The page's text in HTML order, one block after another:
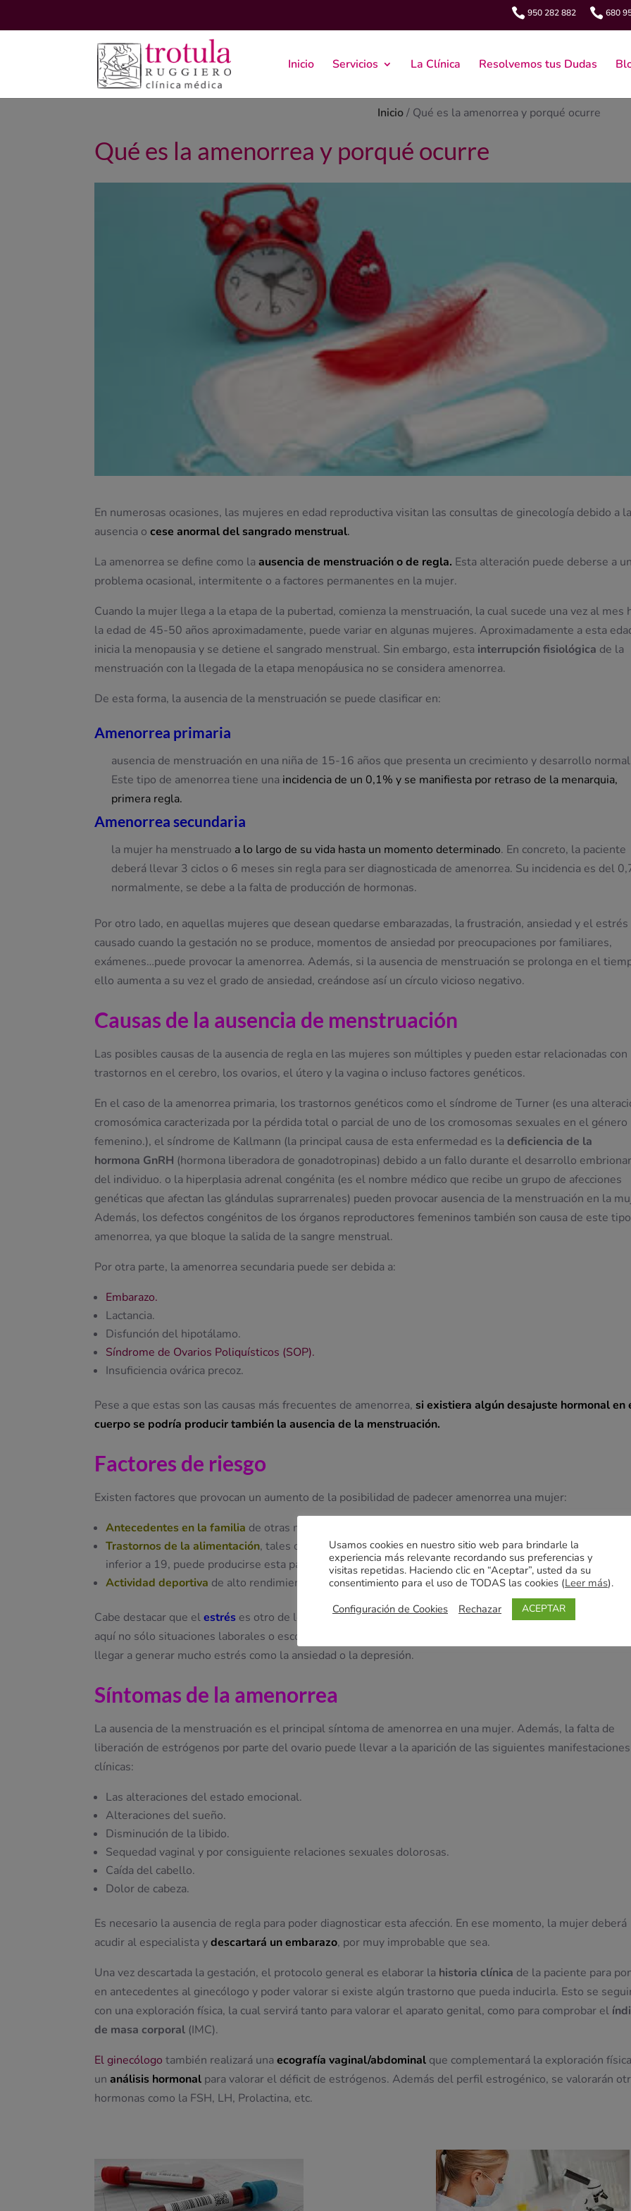
 950 282 882  680
Inicio Servicios La Clínica Resolvemos tus Dudas
Inicio/ Qué es la amenorrea y porqué ocurre
Qué es la amenorrea y porqué ocurre
En numerosas ocasiones, las mujeres en edad reproductiva visitan las consultas de ginecología debido a la
ausencia o cese anormal del sangrado menstrual.
La amenorrea se define como la ausencia de menstruación o de regla. Esta alteración puede deberse a un
problema ocasional, intermitente o a factores permanentes en la mujer.
Cuando la mujer llega a la etapa de la pubertad, comienza la menstruación, la cual sucede una vez al mes
la edad de 45-50 años aproximadamente, puede variar en algunas mujeres. Aproximadamente a esta
inicia la menopausia y se detiene el sangrado menstrual. Sin embargo, esta interrupción fisiológica de la
menstruación con la llegada de la etapa menopáusica no se considera amenorrea.
De esta forma, la ausencia de la menstruación se puede clasificar en:
Amenorrea primaria
ausencia de menstruación en una niña de 15-16 años que presenta un crecimiento y desarrollo
Este tipo de amenorrea tiene una incidencia de un 0,1% y se manifiesta por retraso de la menarquia,
primera regla.
Amenorrea secundaria
la mujer ha menstruado a lo largo de su vida hasta un momento determinado. En concreto, la paciente
deberá llevar 3 ciclos o 6 meses sin regla para ser diagnosticada de amenorrea. Su incidencia es del
normalmente, se debe a la falta de producción de hormonas.
Por otro lado, en aquellas mujeres que desean quedarse embarazadas, la frustración, ansiedad y el estrés
causado cuando la gestación no se produce, momentos de ansiedad por preocupaciones por familiares,
exámenes…puede provocar la amenorrea. Además, si la ausencia de menstruación se prolonga en el
ello aumenta a su vez el grado de ansiedad, creándose así un círculo vicioso negativo.
Causas de la ausencia de menstruación
Las posibles causas de la ausencia de regla en las mujeres son múltiples y pueden estar relacionadas con
trastornos en el cerebro, los ovarios, el útero y la vagina o incluso factores genéticos.
En el caso de la amenorrea primaria, los trastornos genéticos como el síndrome de Turner (es una
cromosómica caracterizada por la pérdida total o parcial de uno de los cromosomas sexuales en el género
femenino.), el síndrome de Kallmann (la principal causa de esta enfermedad es ladeficiencia de la
hormona GnRH (hormona liberadora de gonadotropinas) debido a un fallo durante el desarrollo
del individuo. o la hiperplasia adrenal congénita (es el nombre médico que recibe un grupo de afecciones
genéticas que afectan las glándulas suprarrenales) pueden provocar ausencia de la menstruación en la
Además, los defectos congénitos de los órganos reproductores femeninos también son causa de este
amenorrea, ya que bloque la salida de la sangre menstrual.
Por otra parte, la amenorrea secundaria puede ser debida a:
Embarazo.
Lactancia.
Disfunción del hipotálamo.
Síndrome de Ovarios Poliquísticos (SOP).
Insuficiencia ovárica precoz.
Pese a que estas son las causas más frecuentes de amenorrea,si existiera algún desajuste hormonal en
cuerpo se podría producir también la ausencia de la menstruación.
Factores de riesgo
Existen factores que provocan un aumento de la posibilidad de padecer amenorrea una mujer:
Antecedentes en la familia de otras mujeres que hayan padecido amenorrea.
Trastornos de la alimentación, tales como anorexia o bulimia. Si se llega a tener un Índice de Masa
inferior a 19, puede producirse esta patología.
Actividad deportiva de alto rendimiento.
Cabe destacar que elestrés es otro de los factores que provoca ausencia de la regla en la mujer,
aquí no sólo situaciones laborales o escolares, sino también las de alguna enfermedad psiquiátrica que
llegar a generar mucho estrés como la ansiedad o la depresión.
Síntomas de la amenorrea
La ausencia de la menstruación es el principal síntoma de amenorrea en una mujer. Además, la falta de
liberación de estrógenos por parte del ovario puede llevar a la aparición de las siguientes manifestaciones
clínicas:
Las alteraciones del estado emocional.
Alteraciones del sueño.
Disminución de la libido.
Sequedad vaginal y por consiguiente relaciones sexuales dolorosas.
Caída del cabello.
Dolor de cabeza.
Es necesario la ausencia de regla para poder diagnosticar esta afección. En ese momento, la mujer deberá
acudir al especialista y descartará un embarazo, por muy improbable que sea.
Una vez descartada la gestación, el protocolo general es elaborar la historia clínica de la paciente para
en antecedentes al ginecólogo y poder valorar si existe algún trastorno que pueda inducirla. Esto se
con una exploración física, la cual servirá tanto para valorar el aparato genital, como para comprobar el
de masa corporal (IMC).
El ginecólogo también realizará unaecografía vaginal/abdominal que complementará la exploración
unanálisis hormonal para valorar el déficit de estrógenos. Además del perfil estrogénico, se valorarán
hormonas como la FSH, LH, Prolactina, etc.
Usamos cookies en nuestro sitio web para brindarle la
experiencia más relevante recordando sus preferencias y
visitas repetidas. Haciendo clic en “Aceptar”, usted da su
consentimiento para el uso de TODAS las cookies (Leer más).
Configuración de Cookies
Rechazar ACEPTAR